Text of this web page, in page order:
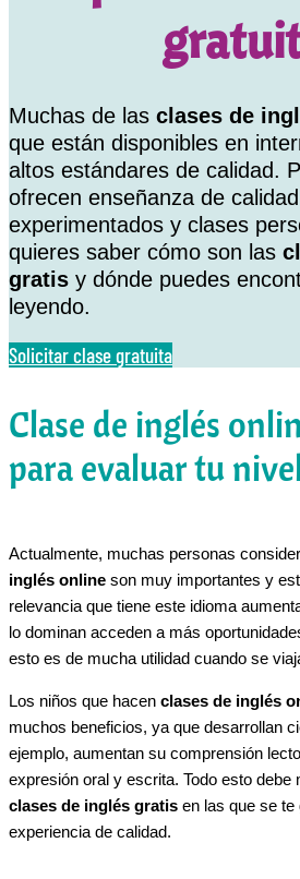
Muchas de las clases de
que están disponibles en
altos estándares de calidad.
ofrecen enseñanza de
experimentados y clases
quieres saber cómo son las
gratis y dónde puedes
leyendo.
Solicitar clase gratuita
Clase de inglés
para evaluar tu
Actualmente, muchas personas
inglés online son muy importantes y
relevancia que tiene este idioma
lo dominan acceden a más
esto es de mucha utilidad cuando se
Los niños que hacen clases de inglés
muchos beneficios, ya que desarrollan
ejemplo, aumentan su comprensión
expresión oral y escrita. Todo esto debe
clases de inglés gratis en las que se te
experiencia de calidad.